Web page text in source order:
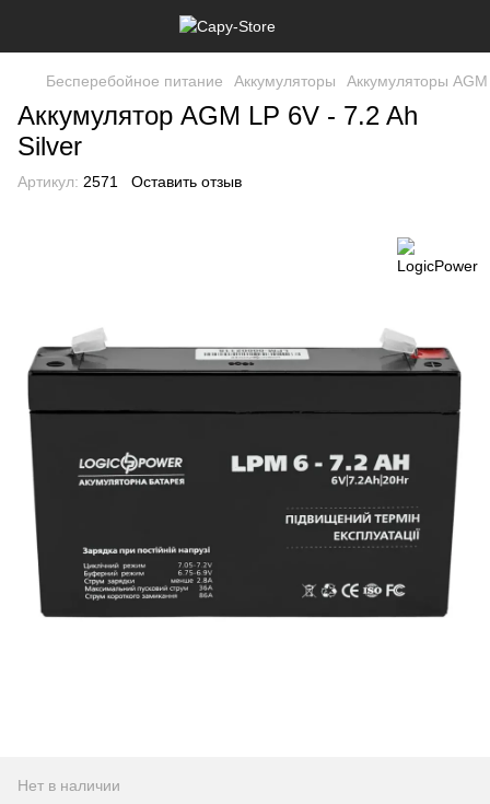
Бесперебойное питание Аккумуляторы Аккумуляторы AGM
Аккумулятор AGM LP 6V - 7.2 Ah
Silver
Артикул: 2571 Оставить отзыв
Нет в наличии